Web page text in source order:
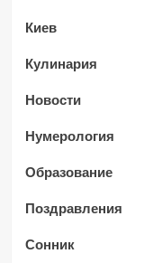
Киев
Кулинария
Новости
Нумерология
Образование
Поздравления
Сонник